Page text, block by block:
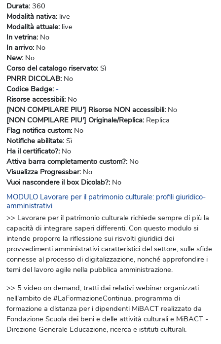
Durata: 360
Modalità nativa: live
Modalità attuale: live
In vetrina: No
In arrivo: No
New: No
Corso del catalogo riservato: Sì
PNRR DICOLAB: No
Codice Badge: -
Risorse accessibili: No
[NON COMPILARE PIU'] Risorse NON accessibili: No
[NON COMPILARE PIU'] Originale/Replica: Replica
Flag notifica custom: No
Notifiche abilitate: Sì
Ha il certificato?: No
Attiva barra completamento custom?: No
Visualizza Progressbar: No
Vuoi nascondere il box Dicolab?: No
MODULO Lavorare per il patrimonio culturale: profili giuridico-
amministrativi
>> Lavorare per il patrimonio culturale richiede sempre di più la
capacità di integrare saperi differenti. Con questo modulo si
intende proporre la riflessione sui risvolti giuridici dei
provvedimenti amministrativi caratteristici del settore, sulle sfide
connesse al processo di digitalizzazione, nonché approfondire i
temi del lavoro agile nella pubblica amministrazione.
>> 5 video on demand, tratti dai relativi webinar organizzati
nell'ambito de #LaFormazioneContinua, programma di
formazione a distanza per i dipendenti MiBACT realizzato da
Fondazione Scuola dei beni e delle attività culturali e MiBACT -
Direzione Generale Educazione, ricerca e istituti culturali.